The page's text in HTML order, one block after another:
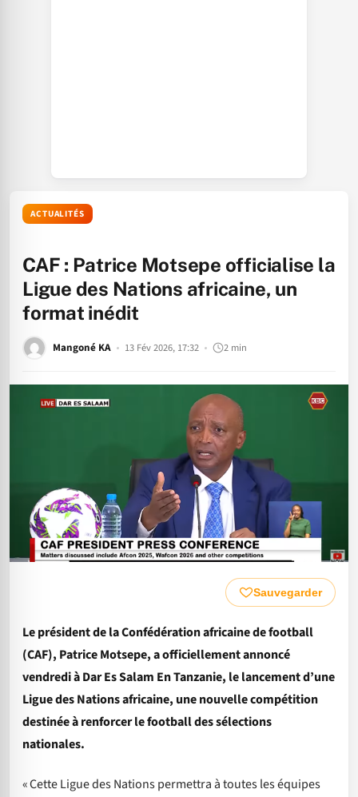
ACTUALITÉS
CAF : Patrice Motsepe officialise la
Ligue des Nations africaine, un
format inédit
Mangoné KA 13 Fév 2026, 17:32 2 min
Sauvegarder
Le président de la Confédération africaine de football
(CAF), Patrice Motsepe, a officiellement annoncé
vendredi à Dar Es Salam En Tanzanie, le lancement d’une
Ligue des Nations africaine, une nouvelle compétition
destinée à renforcer le football des sélections
nationales.
« Cette Ligue des Nations permettra à toutes les équipes